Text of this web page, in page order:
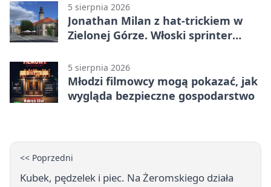
5 sierpnia 2026
Jonathan Milan z hat-trickiem w
Zielonej Górze. Włoski sprinter
5 sierpnia 2026
Młodzi filmowcy mogą pokazać, jak
wygląda bezpieczne gospodarstwo
<< Poprzedni
Kubek, pędzelek i piec. Na Żeromskiego działa